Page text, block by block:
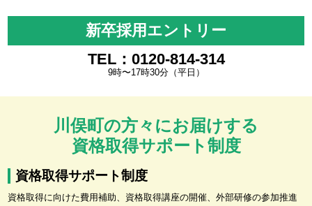
新卒採用エントリー
TEL：0120-814-314
9時〜17時30分（平日）
川俣町の方々にお届けする
資格取得サポート制度
資格取得サポート制度
資格取得に向けた費用補助、資格取得講座の開催、外部研修の参加推進